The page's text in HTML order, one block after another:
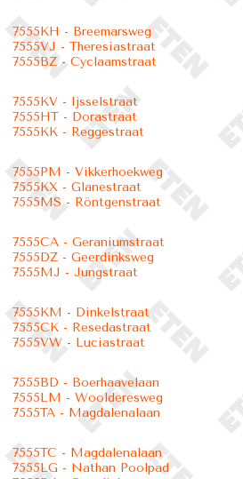
7555KH - Breemarsweg
7555VJ - Theresiastraat
7555BZ - Cyclaamstraat
7555KV - Ijsselstraat
7555HT - Dorastraat
7555KK - Reggestraat
7555PM - Vikkerhoekweg
7555KX - Glanestraat
7555MS - Röntgenstraat
7555CA - Geraniumstraat
7555DZ - Geerdinksweg
7555MJ - Jungstraat
7555KM - Dinkelstraat
7555CK - Resedastraat
7555VW - Luciastraat
7555BD - Boerhaavelaan
7555LM - Woolderesweg
7555TA - Magdalenalaan
7555TC - Magdalenalaan
7555LG - Nathan Poolpad